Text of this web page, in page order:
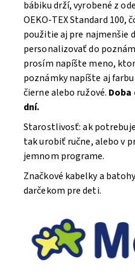
bábiku drží, vyrobené z
OEKO-TEX Standard 100,
použitie aj pre najmenšie
personalizovať do
prosím napíšte meno,
poznámky napíšte aj
čierne alebo ružové. Doba
dní.
Starostlivosť: ak
tak urobiť ručne, alebo v
jemnom programe.
Značkové kabelky a
darčekom pre deti.